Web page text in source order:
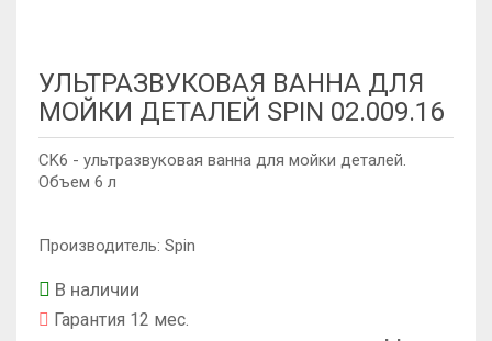
УЛЬТРАЗВУКОВАЯ ВАННА ДЛЯ
МОЙКИ ДЕТАЛЕЙ SPIN 02.009.16
CK6 - ультразвуковая ванна для мойки деталей.
Объем 6 л
Производитель: Spin
В наличии
Гарантия 12 мес.